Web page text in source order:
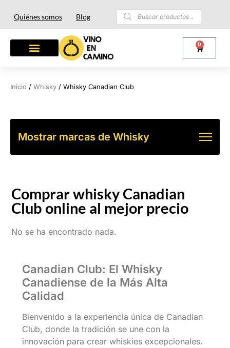
Quiénes somos Blog
0
Inicio / Whisky / Whisky Canadian Club
Mostrar marcas de Whisky
Comprar whisky Canadian
Club online al mejor precio
No se ha encontrado nada.
Canadian Club: El Whisky
Canadiense de la Más Alta
Calidad
Bienvenido a la experiencia única de Canadian
Club, donde la tradición se une con la
innovación para crear whiskies excepcionales.